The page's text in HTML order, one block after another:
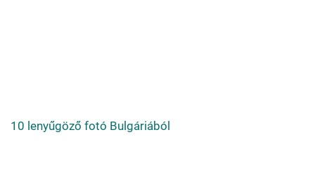
10 lenyűgöző fotó Bulgáriából